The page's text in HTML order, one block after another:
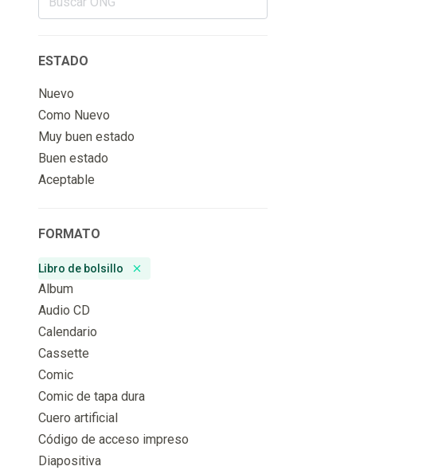
ESTADO
Nuevo
Como Nuevo
Muy buen estado
Buen estado
Aceptable
FORMATO
Libro de bolsillo
Remove badge
Album
Audio CD
Calendario
Cassette
Comic
Comic de tapa dura
Cuero artificial
Código de acceso impreso
Diapositiva